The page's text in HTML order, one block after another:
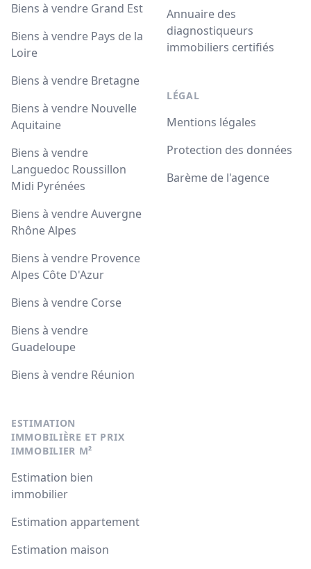
Biens à vendre Grand Est
Biens à vendre Pays de la
Loire
Biens à vendre Bretagne
Biens à vendre Nouvelle
Aquitaine
Biens à vendre
Languedoc Roussillon
Midi Pyrénées
Biens à vendre Auvergne
Rhône Alpes
Biens à vendre Provence
Alpes Côte D'Azur
Biens à vendre Corse
Biens à vendre
Guadeloupe
Biens à vendre Réunion
ESTIMATION
IMMOBILIÈRE ET PRIX
IMMOBILIER M²
Estimation bien
immobilier
Estimation appartement
Estimation maison
Annuaire des
diagnostiqueurs
immobiliers certifiés
LÉGAL
Mentions légales
Protection des données
Barème de l'agence